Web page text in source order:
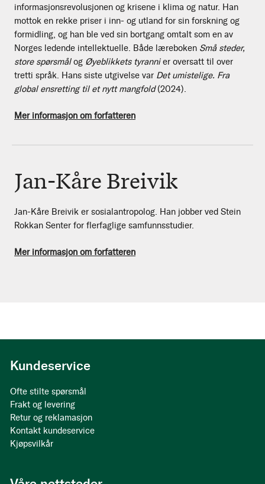
informasjonsrevolusjonen og krisene i klima og natur. Han
mottok en rekke priser i inn- og utland for sin forskning og
formidling, og han ble ved sin bortgang omtalt som en av
Norges ledende intellektuelle. Både læreboken Små steder,
store spørsmålog Øyeblikkets tyrannier oversatt til over
tretti språk. Hans siste utgivelse var Det umistelige. Fra
global ensretting til et nytt mangfold(2024).
Mer informasjon om forfatteren
Jan-Kåre Breivik
Jan-Kåre Breivik er sosialantropolog. Han jobber ved Stein
Rokkan Senter for flerfaglige samfunnsstudier.
Mer informasjon om forfatteren
Kundeservice
Ofte stilte spørsmål
Frakt og levering
Retur og reklamasjon
Kontakt kundeservice
Kjøpsvilkår